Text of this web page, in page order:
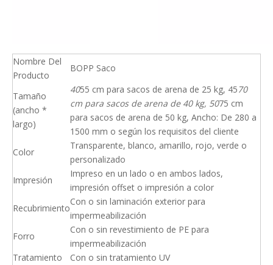
Nombre Del
Producto
BOPP Saco
Tamaño
(ancho *
largo)
4055 cm para sacos de arena de 25 kg, 4570
cm para sacos de arena de 40 kg, 5075 cm
para sacos de arena de 50 kg, Ancho: De 280 a
1500 mm o según los requisitos del cliente
Color
Transparente, blanco, amarillo, rojo, verde o
personalizado
Impresión
Impreso en un lado o en ambos lados,
impresión offset o impresión a color
Recubrimiento
Con o sin laminación exterior para
impermeabilización
Forro
Con o sin revestimiento de PE para
impermeabilización
Tratamiento
Con o sin tratamiento UV